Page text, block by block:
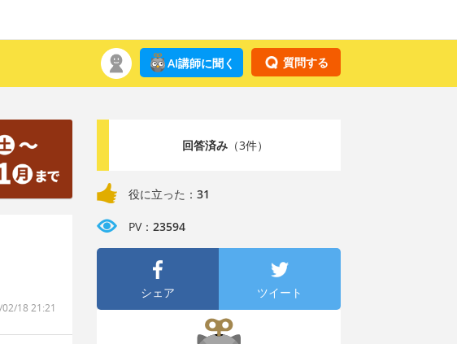
質問する
AI講師に聞く
18 21:21
回答済み（3件）
役に立った： 31
PV： 23594
シェア ツイート